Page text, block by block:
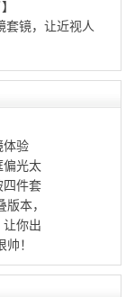
套镜，让近视人
体验
偏光太
四件套
本，
让你出
帅！